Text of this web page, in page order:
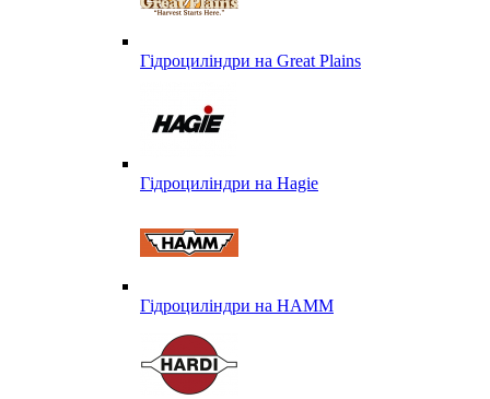
Гідроциліндри на Great Plains
Гідроциліндри на Hagie
Гідроциліндри на HAMM